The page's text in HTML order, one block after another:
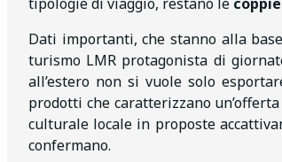
Dati importanti, che stanno alla
turismo LMR protagonista di
all’estero non si vuole solo
prodotti che caratterizzano
culturale locale in proposte
confermano.